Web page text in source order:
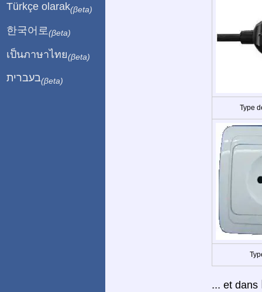
Type
... et dans
Türkçe olarak(βeta)
한국어로 (βeta)
เป็นภาษาไทย(βeta)
בעברית(βeta)